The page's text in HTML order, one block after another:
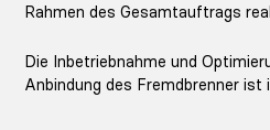
Rahmen des Gesamtauftrags
Die Inbetriebnahme und
Anbindung des Fremdbrenner ist